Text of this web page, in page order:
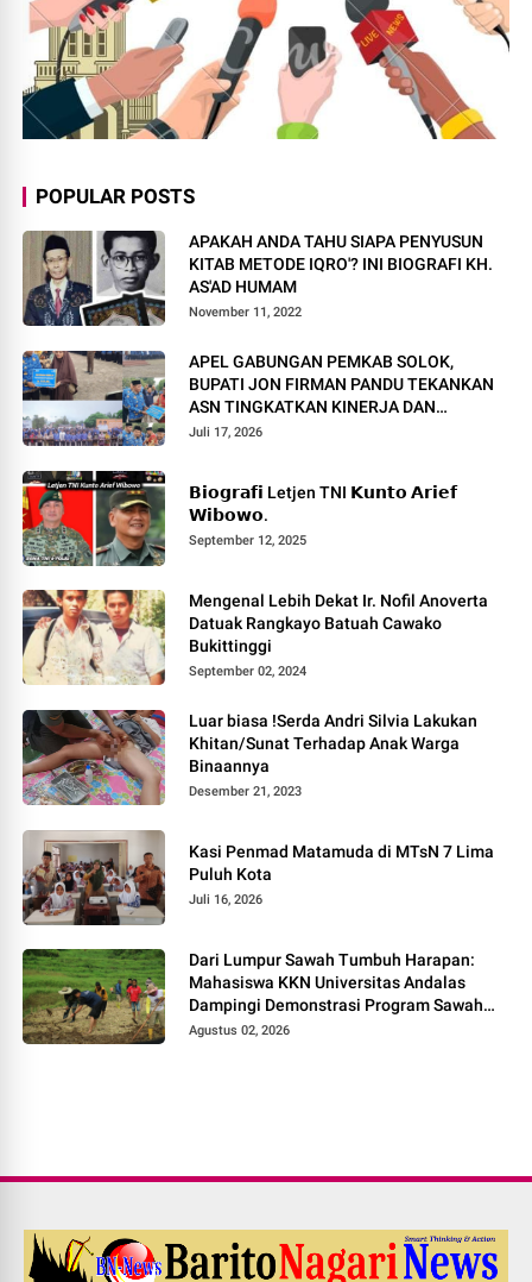
POPULAR POSTS
APAKAH ANDA TAHU SIAPA PENYUSUN
KITAB METODE IQRO'? INI BIOGRAFI KH.
AS'AD HUMAM
November 11, 2022
APEL GABUNGAN PEMKAB SOLOK,
BUPATI JON FIRMAN PANDU TEKANKAN
ASN TINGKATKAN KINERJA DAN
PELAYANAN MASYARAKAT.
Juli 17, 2026
𝗕𝗶𝗼𝗴𝗿𝗮𝗳𝗶 Letjen TNI 𝗞𝘂𝗻𝘁𝗼 𝗔𝗿𝗶𝗲𝗳
𝗪𝗶𝗯𝗼𝘄𝗼.
September 12, 2025
Mengenal Lebih Dekat Ir. Nofil Anoverta
Datuak Rangkayo Batuah Cawako
Bukittinggi
September 02, 2024
Luar biasa !Serda Andri Silvia Lakukan
Khitan/Sunat Terhadap Anak Warga
Binaannya
Desember 21, 2023
Kasi Penmad Matamuda di MTsN 7 Lima
Puluh Kota
Juli 16, 2026
Dari Lumpur Sawah Tumbuh Harapan:
Mahasiswa KKN Universitas Andalas
Dampingi Demonstrasi Program Sawah
Pokok Murah di Jorong Bayua
Agustus 02, 2026